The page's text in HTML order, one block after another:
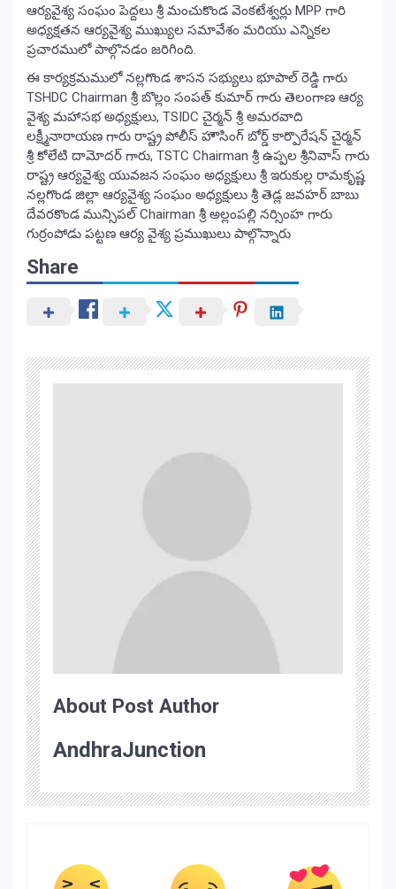
ఆర్యవైశ్య సంఘం పెద్దలు శ్రీ మంచుకొండ వెంకటేశ్వర్లు MPP గారి
అధ్యక్షతన ఆర్యవైశ్య ముఖ్యుల సమావేశం మరియు ఎన్నికల
ప్రచారములో పాల్గొనడం జరిగింది.
ఈ కార్యక్రమములో నల్లగొండ శాసన సభ్యులు భూపాల్‌ రెడ్డి గారు
TSHDC Chairman శ్రీ బొల్లం సంపత్‌ కుమార్‌ గారు తెలంగాణ ఆర్య
వైశ్య మహాసభ అధ్యక్షులు, TSIDC చైర్మన్ శ్రీ అమరవాది
లక్ష్మీనారాయణ గారు రాష్ట్ర పోలీస్ హౌసింగ్ బోర్డ్ కార్పొరేషన్ చైర్మన్
శ్రీ కోలేటి దామోదర్‌ గారు, TSTC Chairman శ్రీ ఉప్పల శ్రీనివాస్‌ గారు
రాష్ట్ర ఆర్యవైశ్య యువజన సంఘం అధ్యక్షులు శ్రీ ఇరుకుల్ల రామకృష్ణ
నల్లగొండ జిల్లా ఆర్యవైశ్య సంఘం అధ్యక్షులు శ్రీ తెడ్ల జవహర్ బాబు
దేవరకొండ మున్సిపల్‌ Chairman శ్రీ అల్లంపల్లి నర్సింహ గారు
గుర్రంపోడు పట్టణ ఆర్య వైశ్య ప్రముఖులు పాల్గొన్నారు
Share
About Post Author
AndhraJunction